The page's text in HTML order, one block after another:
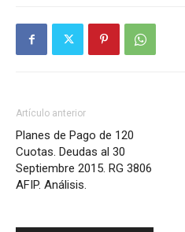
Artículo anterior
Planes de Pago de 120
Cuotas. Deudas al 30
Septiembre 2015. RG 3806
AFIP. Análisis.